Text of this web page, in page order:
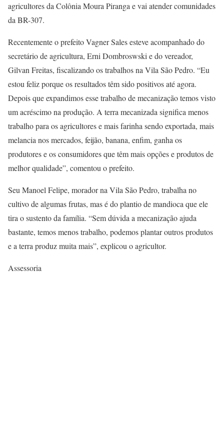
agricultores da Colônia Moura Piranga e vai atender comunidades
da BR-307.
Recentemente o prefeito Vagner Sales esteve acompanhado do
secretário de agricultura, Erni Dombroswski e do vereador,
Gilvan Freitas, fiscalizando os trabalhos na Vila São Pedro. “Eu
estou feliz porque os resultados têm sido positivos até agora.
Depois que expandimos esse trabalho de mecanização temos visto
um acréscimo na produção. A terra mecanizada significa menos
trabalho para os agricultores e mais farinha sendo exportada, mais
melancia nos mercados, feijão, banana, enfim, ganha os
produtores e os consumidores que têm mais opções e produtos de
melhor qualidade”, comentou o prefeito.
Seu Manoel Felipe, morador na Vila São Pedro, trabalha no
cultivo de algumas frutas, mas é do plantio de mandioca que ele
tira o sustento da família. “Sem dúvida a mecanização ajuda
bastante, temos menos trabalho, podemos plantar outros produtos
e a terra produz muita mais”, explicou o agricultor.
Assessoria